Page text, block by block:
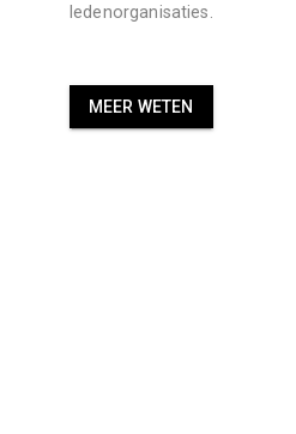
ledenorganisaties.
MEER WETEN